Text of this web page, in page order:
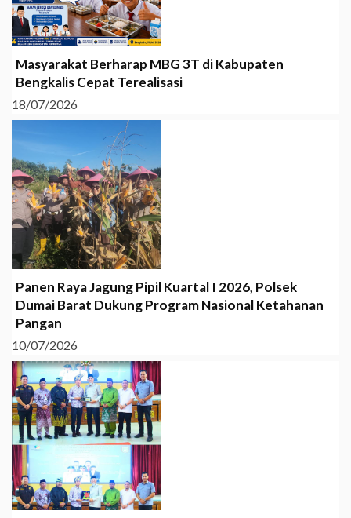
Masyarakat Berharap MBG 3T di Kabupaten
Bengkalis Cepat Terealisasi
18/07/2026
Panen Raya Jagung Pipil Kuartal I 2026, Polsek
Dumai Barat Dukung Program Nasional Ketahanan
Pangan
10/07/2026